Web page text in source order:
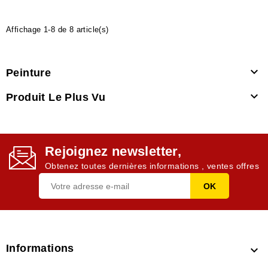
Affichage 1-8 de 8 article(s)
Peinture 
Produit Le Plus Vu 
Rejoignez newsletter,
Obtenez toutes dernières informations , ventes offres
Informations 